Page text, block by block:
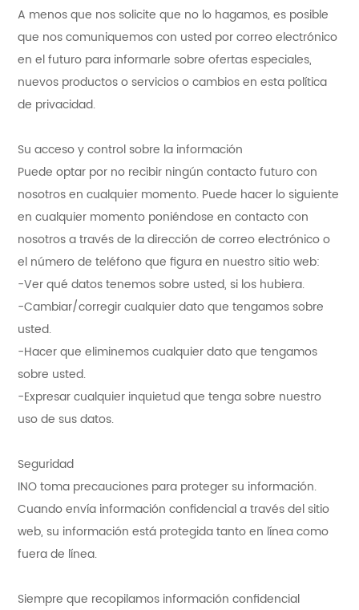
A menos que nos solicite que no lo hagamos, es posible
que nos comuniquemos con usted por correo electrónico
en el futuro para informarle sobre ofertas especiales,
nuevos productos o servicios o cambios en esta política
de privacidad.
Su acceso y control sobre la información
Puede optar por no recibir ningún contacto futuro con
nosotros en cualquier momento. Puede hacer lo siguiente
en cualquier momento poniéndose en contacto con
nosotros a través de la dirección de correo electrónico o
el número de teléfono que figura en nuestro sitio web:
-Ver qué datos tenemos sobre usted, si los hubiera.
-Cambiar/corregir cualquier dato que tengamos sobre
usted.
-Hacer que eliminemos cualquier dato que tengamos
sobre usted.
-Expresar cualquier inquietud que tenga sobre nuestro
uso de sus datos.
Seguridad
INO toma precauciones para proteger su información.
Cuando envía información confidencial a través del sitio
web, su información está protegida tanto en línea como
fuera de línea.
Siempre que recopilamos información confidencial